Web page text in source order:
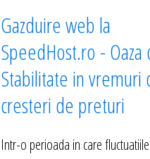
Gazduire web la
SpeedHost.ro - Oaza
Stabilitate in vremuri
cresteri de preturi
Intr-o perioada in care fluctuatiile